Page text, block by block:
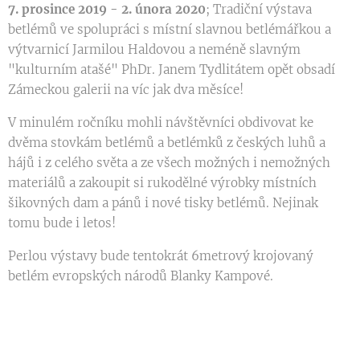
7. prosince 2019 - 2. února 2020; Tradiční výstava
betlémů ve spolupráci s místní slavnou betlémářkou a
výtvarnicí Jarmilou Haldovou a neméně slavným
"kulturním atašé" PhDr. Janem Tydlitátem opět obsadí
Zámeckou galerii na víc jak dva měsíce!
V minulém ročníku mohli návštěvníci obdivovat ke
dvěma stovkám betlémů a betlémků z českých luhů a
hájů i z celého světa a ze všech možných i nemožných
materiálů a zakoupit si rukodělné výrobky místních
šikovných dam a pánů i nové tisky betlémů. Nejinak
tomu bude i letos!
Perlou výstavy bude tentokrát 6metrový krojovaný
betlém evropských národů Blanky Kampové.